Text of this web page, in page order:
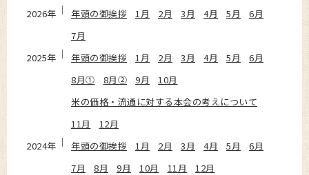
2026年 年頭の御挨拶 1月 2月 3月 4月 5月
6月
7月
2025年
年頭の御挨拶 1月 2月 3月 4月 5月
6月
8月①
8月② 9月
10月
米の価格・流通に対する本会の考えについて
11月
12月
2024年
年頭の御挨拶 1月 2月 3月 4月 5月
6月
7月
8月 9月 10月 11月
12月